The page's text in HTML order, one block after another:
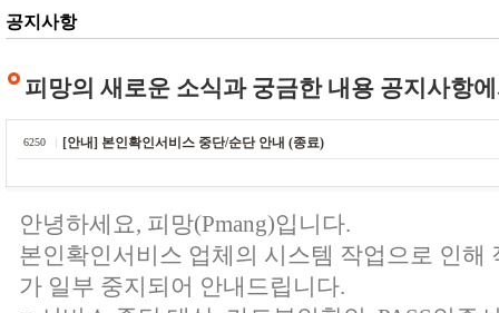
공지사항
피망의 새로운 소식과 궁금한 내용 공지사항
6250 [안내] 본인확인서비스 중단/순단 안내 (종료)
안녕하세요, 피망(Pmang)입니다.
본인확인서비스 업체의 시스템 작업으로 인해
가 일부 중지되어 안내드립니다.